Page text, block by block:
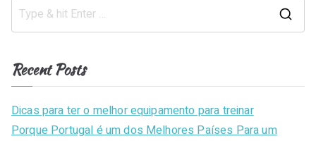
r
Recent Posts
Dicas para ter o melhor equipamento para treinar
Porque Portugal é um dos Melhores Países Para um